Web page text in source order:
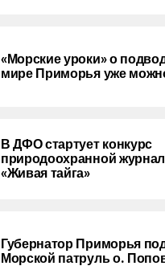
«Морские уроки» о
мире Приморья уже
В ДФО стартует конкурс
природоохранной
«Живая тайга»
Губернатор Приморья
Морской патруль о.